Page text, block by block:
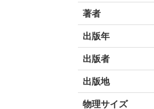
著者
出版年
出版者
出版地
物理サイズ